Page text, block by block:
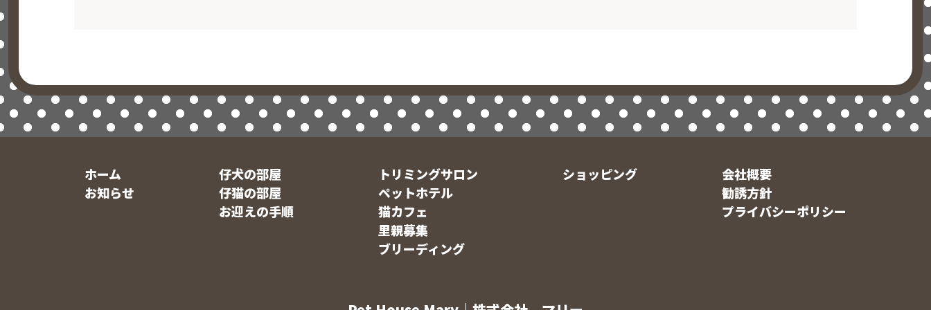
ホーム
お知らせ
仔犬の部屋
仔猫の部屋
お迎えの手順
トリミングサロン
ペットホテル
猫カフェ
里親募集
ブリーディング
ショッピング
会社概要
勧誘方針
プライバシーポリシー